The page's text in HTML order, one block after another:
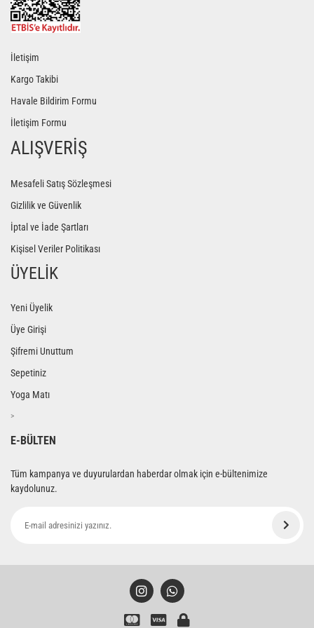
İletişim
Kargo Takibi
Havale Bildirim Formu
İletişim Formu
ALIŞVERİŞ
Mesafeli Satış Sözleşmesi
Gizlilik ve Güvenlik
İptal ve İade Şartları
Kişisel Veriler Politikası
ÜYELİK
Yeni Üyelik
Üye Girişi
Şifremi Unuttum
Sepetiniz
Yoga Matı
>
E-BÜLTEN
Tüm kampanya ve duyurulardan haberdar olmak için e-bültenimize
kaydolunuz.